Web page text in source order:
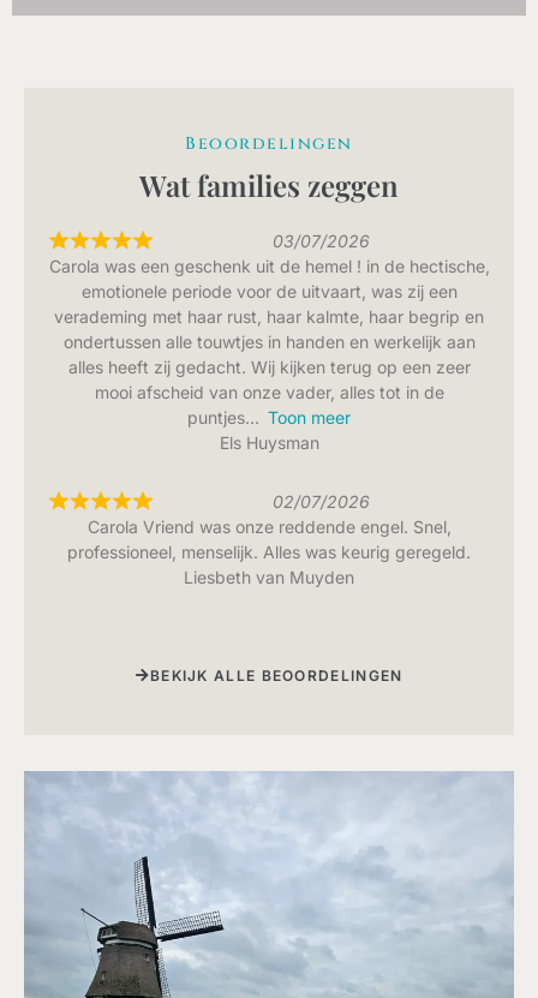
Beoordelingen
Wat families zeggen
03/07/2026
Carola was een geschenk uit de hemel ! in de hectische,
emotionele periode voor de uitvaart, was zij een
verademing met haar rust, haar kalmte, haar begrip en
ondertussen alle touwtjes in handen en werkelijk aan
alles heeft zij gedacht. Wij kijken terug op een zeer
mooi afscheid van onze vader, alles tot in de
puntjes
Toon meer
Els Huysman
02/07/2026
Carola Vriend was onze reddende engel. Snel,
professioneel, menselijk. Alles was keurig geregeld.
Liesbeth van Muyden
BEKIJK ALLE BEOORDELINGEN